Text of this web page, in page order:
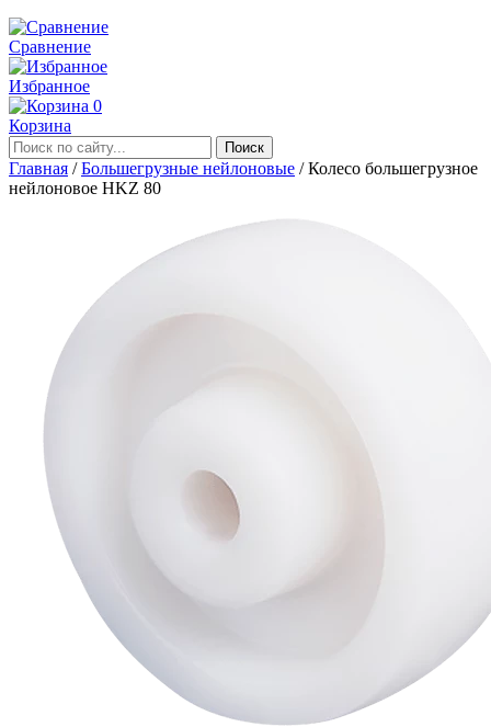
Сравнение
Избранное
0
Корзина
Главная /Большегрузные нейлоновые /Колесо большегрузное
нейлоновое HKZ 80